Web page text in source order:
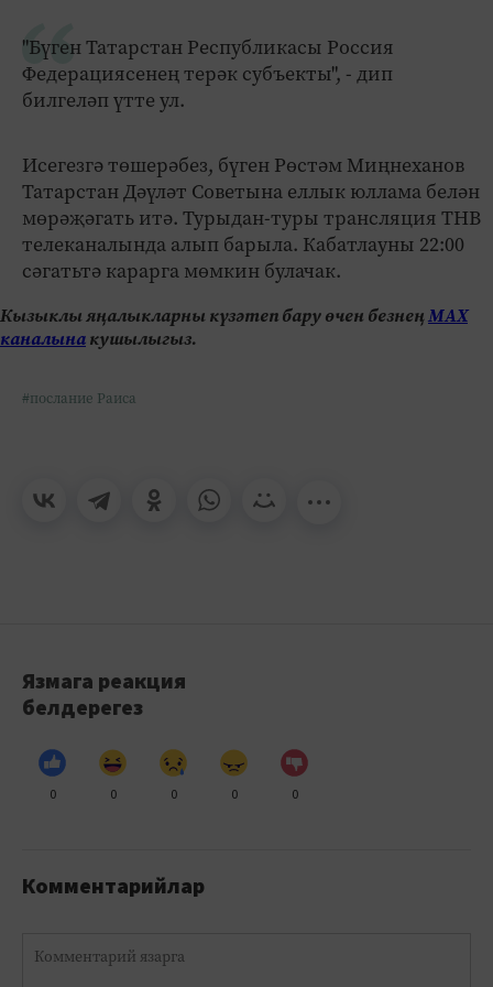
"Бүген Татарстан Республикасы Россия
Федерациясенең терәк субъекты", - дип
билгеләп үтте ул.
Исегезгә төшерәбез, бүген Рөстәм Миңнеханов
Татарстан Дәүләт Советына еллык юллама белән
мөрәҗәгать итә. Турыдан-туры трансляция ТНВ
телеканалында алып барыла. Кабатлауны 22:00
сәгатьтә карарга мөмкин булачак.
Кызыклы яңалыкларны күзәтеп бару өчен безнеңМАХ
каналынакушылыгыз.
#послание Раиса
Язмага реакция
белдерегез
0 0 0 0 0
Комментарийлар